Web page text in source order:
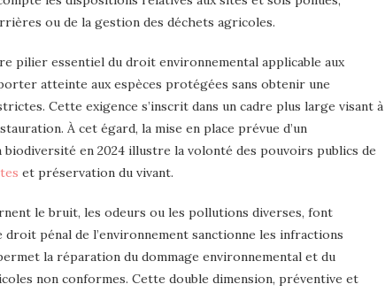
ou de la gestion des déchets agricoles.
pilier essentiel du droit environnemental applicable aux
atteinte aux espèces protégées sans obtenir une
Cette exigence s’inscrit dans un cadre plus large visant à
À cet égard, la mise en place prévue d’un
en 2024 illustre la volonté des pouvoirs publics de
et préservation du vivant.
le bruit, les odeurs ou les pollutions diverses, font
pénal de l’environnement sanctionne les infractions
la réparation du dommage environnemental et du
non conformes. Cette double dimension, préventive et